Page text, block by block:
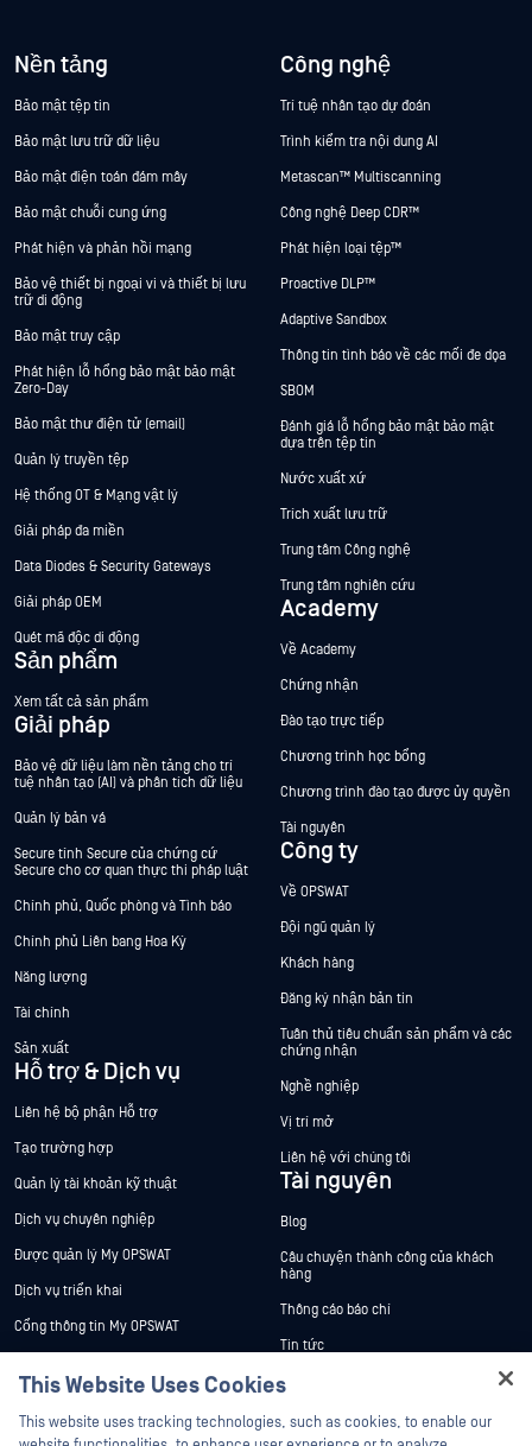
Nền tảng
Bảo mật tệp tin
Bảo mật lưu trữ dữ liệu
Bảo mật điện toán đám mây
Bảo mật chuỗi cung ứng
Phát hiện và phản hồi mạng
Bảo vệ thiết bị ngoại vi và thiết bị lưu
trữ di động
Bảo mật truy cập
Phát hiện lỗ hổng bảo mật bảo mật
Zero-Day
Bảo mật thư điện tử (email)
Quản lý truyền tệp
Hệ thống OT & Mạng vật lý
Giải pháp đa miền
Data Diodes & Security Gateways
Giải pháp OEM
Quét mã độc di động
Sản phẩm
Xem tất cả sản phẩm
Giải pháp
Bảo vệ dữ liệu làm nền tảng cho trí
tuệ nhân tạo (AI) và phân tích dữ liệu
Quản lý bản vá
Secure tính Secure của chứng cứ
Secure cho cơ quan thực thi pháp luật
Chính phủ, Quốc phòng và Tình báo
Chính phủ Liên bang Hoa Kỳ
Năng lượng
Tài chính
Sản xuất
Hỗ trợ & Dịch vụ
Liên hệ bộ phận Hỗ trợ
Tạo trường hợp
Quản lý tài khoản kỹ thuật
Dịch vụ chuyên nghiệp
Được quản lý My OPSWAT
Dịch vụ triển khai
Cổng thông tin My OPSWAT
Chương trình Xử lý Lỗ hổng Bảo mật
Công nghệ
Trí tuệ nhân tạo dự đoán
Trình kiểm tra nội dung AI
Metascan™ Multiscanning
Công nghệ Deep CDR™
Phát hiện loại tệp™
Proactive DLP™
Adaptive Sandbox
Thông tin tình báo về các mối đe dọa
SBOM
Đánh giá lỗ hổng bảo mật bảo mật
dựa trên tệp tin
Nước xuất xứ
Trích xuất lưu trữ
Trung tâm Công nghệ
Trung tâm nghiên cứu
Academy
Về Academy
Chứng nhận
Đào tạo trực tiếp
Chương trình học bổng
Chương trình đào tạo được ủy quyền
Tài nguyên
Công ty
Về OPSWAT
Đội ngũ quản lý
Khách hàng
Đăng ký nhận bản tin
Tuân thủ tiêu chuẩn sản phẩm và các
chứng nhận
Nghề nghiệp
Vị trí mở
Liên hệ với chúng tôi
Tài nguyên
Blog
Câu chuyện thành công của khách
hàng
Thông cáo báo chí
Tin tức
Sự kiện
Hội thảo trên trực tuyến
This Website Uses Cookies
This website uses tracking technologies, such as cookies, to enable our
Hey there!